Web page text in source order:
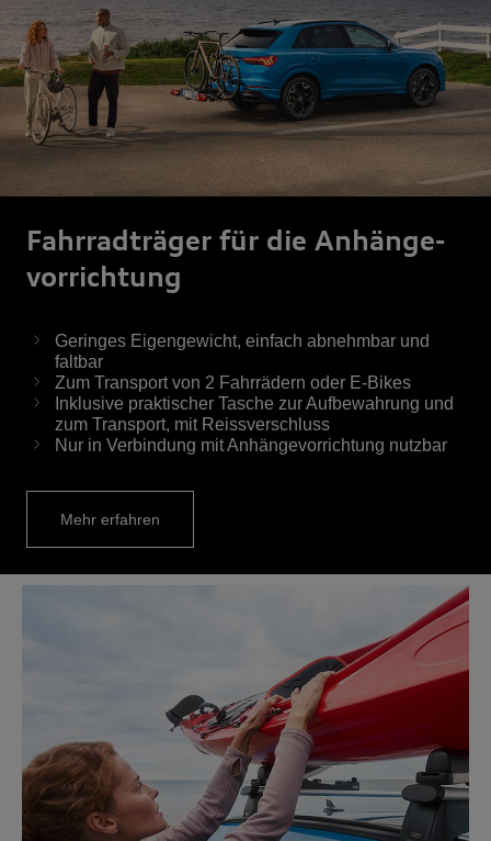
Fahrrad­träger für die Anhänge­
vor­rich­tung
Geringes Eigengewicht, einfach abnehmbar und
faltbar
Zum Transport von 2 Fahrrädern oder E-Bikes
Inklusive praktischer Tasche zur Aufbewahrung und
zum Transport, mit Reissverschluss
Nur in Verbindung mit Anhängevorrichtung nutzbar
Mehr erfahren